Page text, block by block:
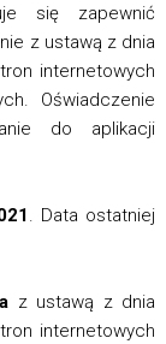
się zapewnić
z ustawą z dnia
internetowych
Oświadczenie
do aplikacji
. Data ostatniej
z ustawą z dnia
internetowych